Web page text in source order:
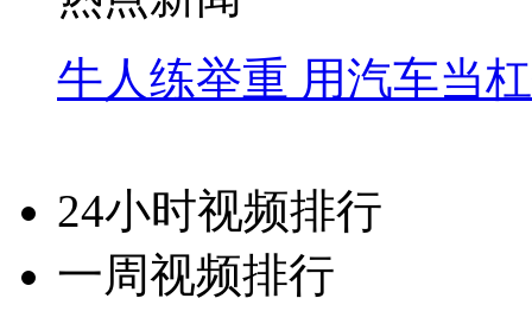
牛人练举重 用汽车当
24小时视频排行
一周视频排行